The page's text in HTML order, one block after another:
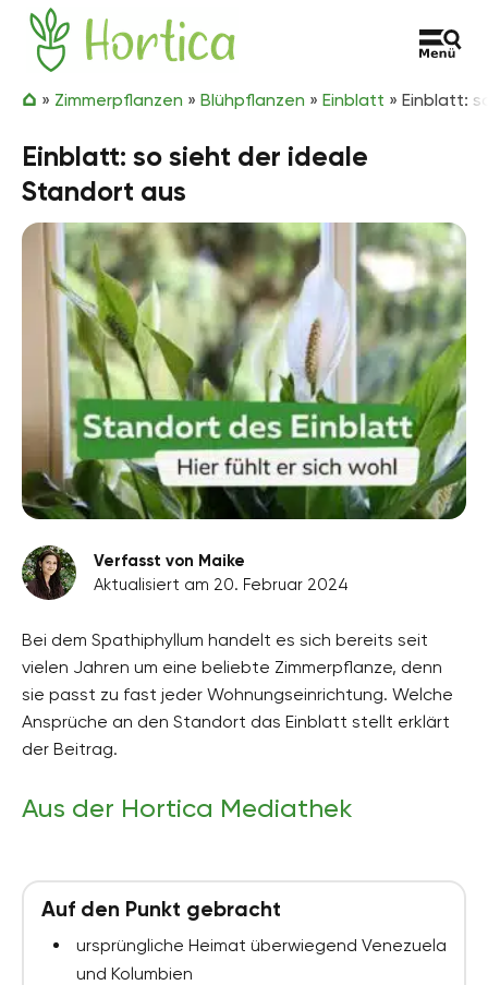
Zum Inhalt springen
Hortica
» Zimmerpflanzen » Blühpflanzen » Einblatt » Einblatt:
Einblatt: so sieht der ideale
Standort aus
Verfasst von Maike
Aktualisiert am 20. Februar 2024
Bei dem Spathiphyllum handelt es sich bereits seit
vielen Jahren um eine beliebte Zimmerpflanze, denn
sie passt zu fast jeder Wohnungseinrichtung. Welche
Ansprüche an den Standort das Einblatt stellt erklärt
der Beitrag.
Aus der Hortica Mediathek
Auf den Punkt gebracht
ursprüngliche Heimat überwiegend Venezuela
und Kolumbien